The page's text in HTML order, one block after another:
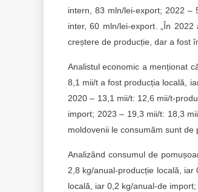
intern, 83 mln/lei-export; 2022 –
inter, 60 mln/lei-export. „În
creștere de producție, dar a fost
Analistul economic a menționat
8,1 mii/t a fost producția locală,
2020 – 13,1 mii/t: 12,6 mii/t-
import; 2023 – 19,3 mii/t: 18,3
moldovenii le consumăm sunt
Analizând consumul de
2,8 kg/anual-producție locală,
locală, iar 0,2 kg/anual-de